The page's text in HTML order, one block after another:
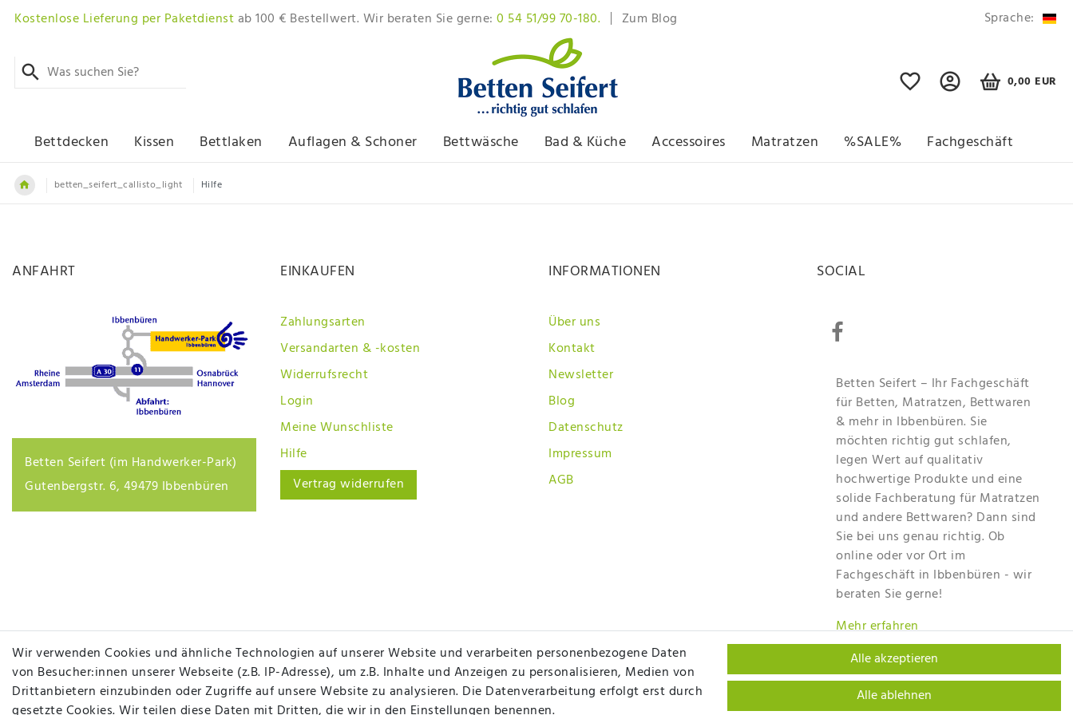
Zum Blog
Kostenlose Lieferung per Paketdienstab 100 € Bestellwert. Wir beraten Sie gerne: 0 54 51/99 70-180. Sprache:
0,00 EUR
Bettdecken Kissen Bettlaken Auflagen & Schoner Bettwäsche Bad & Küche Accessoires Matratzen %SALE% Fachgeschäft
betten_seifert_callisto_light Hilfe
ANFAHRT
Betten Seifert (im Handwerker-Park)
Gutenbergstr. 6, 49479 Ibbenbüren
EINKAUFEN
Zahlungsarten
Versandarten & -kosten
Widerrufsrecht
Login
Meine Wunschliste
Hilfe
Vertrag widerrufen
INFORMATIONEN
Über uns
Kontakt
Newsletter
Blog
Datenschutz
Impressum
AGB
SOCIAL
Betten Seifert – Ihr Fachgeschäft
für Betten, Matratzen, Bettwaren
& mehr in Ibbenbüren. Sie
möchten richtig gut schlafen,
legen Wert auf qualitativ
hochwertige Produkte und eine
solide Fachberatung für Matratzen
und andere Bettwaren? Dann sind
Sie bei uns genau richtig. Ob
online oder vor Ort im
Fachgeschäft in Ibbenbüren - wir
beraten Sie gerne!
Mehr erfahren
Wir verwenden Cookies und ähnliche Technologien auf unserer Website und verarbeiten personenbezogene Daten
von Besucher:innen unserer Webseite (z.B. IP-Adresse), um z.B. Inhalte und Anzeigen zu personalisieren, Medien von
Drittanbietern einzubinden oder Zugriffe auf unsere Website zu analysieren. Die Datenverarbeitung erfolgt erst durch
Alle akzeptieren
Alle ablehnen